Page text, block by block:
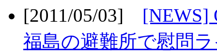
[2011/05/03] [NEWS]
福島の避難所で慰問